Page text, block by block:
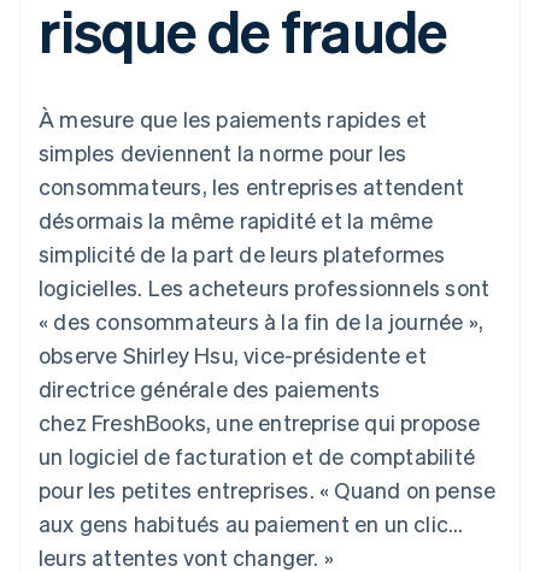
Moyens de
paiement
Accès à plus
Terminal
Paiements en
personne
Authorization
Acceptation
optimisée
Link
Paiements
accélérés
Connections
Comptes
associés
Recognition
Comptabilité
automatisée
personnalisés
Data Pipeline
Synchronisation
des données
Product roadmap
Découvrez les prochaines évolutions
l’application
Marketplaces
Gestion financière
Par secteur
Entreprises d'IA
Économie des
créateurs
Jeux
loisirs
Assurance
Médias et
divertissements
Organisations à but
non lucratif
Services aux
entreprises
Secteur public
Commerce en ligne
Gérer des
abonnements
Proposer une
bancaires adossées à
des stablecoins
Fournir et gérer des
services avec des
agents
Ressources
Intégrations
d'applications
Exemples de code
Blog des développeurs
État de l'API
Entreprise
annuelle
Carrières
Communiqués de
presse
Stripe Press
Contact
Contacter notre équipe
Devenir partenaire
risque de fraude
À mesure que les paiements rapides et
simples deviennent la norme pour les
consommateurs, les entreprises attendent
désormais la même rapidité et la même
simplicité de la part de leurs plateformes
logicielles. Les acheteurs professionnels sont
« des consommateurs à la fin de la journée »,
observe Shirley Hsu, vice-présidente et
directrice générale des paiements
chez FreshBooks, une entreprise qui propose
un logiciel de facturation et de comptabilité
pour les petites entreprises. « Quand on pense
aux gens habitués au paiement en un clic…
leurs attentes vont changer. »